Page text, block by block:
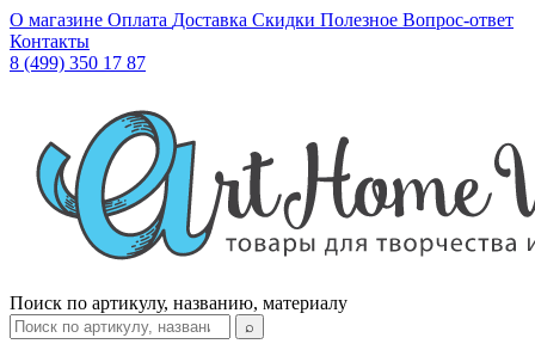
О магазине Оплата Доставка Скидки Полезное Вопрос-ответ
Контакты
8 (499) 350 17 87
Поиск по артикулу, названию, материалу
⌕